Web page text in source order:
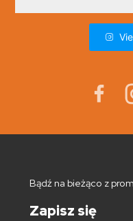
Bądź na bieżąco z
Zapisz się